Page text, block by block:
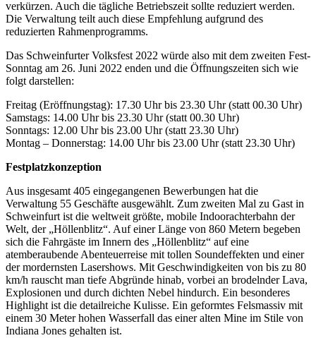
verkürzen. Auch die tägliche Betriebszeit sollte reduziert werden.
Die Verwaltung teilt auch diese Empfehlung aufgrund des
reduzierten Rahmenprogramms.
Das Schweinfurter Volksfest 2022 würde also mit dem zweiten Fest-
Sonntag am 26. Juni 2022 enden und die Öffnungszeiten sich wie
folgt darstellen:
Freitag (Eröffnungstag): 17.30 Uhr bis 23.30 Uhr (statt 00.30 Uhr)
Samstags: 14.00 Uhr bis 23.30 Uhr (statt 00.30 Uhr)
Sonntags: 12.00 Uhr bis 23.00 Uhr (statt 23.30 Uhr)
Montag – Donnerstag: 14.00 Uhr bis 23.00 Uhr (statt 23.30 Uhr)
Festplatzkonzeption
Aus insgesamt 405 eingegangenen Bewerbungen hat die
Verwaltung 55 Geschäfte ausgewählt. Zum zweiten Mal zu Gast in
Schweinfurt ist die weltweit größte, mobile Indoorachterbahn der
Welt, der „Höllenblitz“. Auf einer Länge von 860 Metern begeben
sich die Fahrgäste im Innern des „Höllenblitz“ auf eine
atemberaubende Abenteuerreise mit tollen Soundeffekten und einer
der mordernsten Lasershows. Mit Geschwindigkeiten von bis zu 80
km/h rauscht man tiefe Abgründe hinab, vorbei an brodelnder Lava,
Explosionen und durch dichten Nebel hindurch. Ein besonderes
Highlight ist die detailreiche Kulisse. Ein geformtes Felsmassiv mit
einem 30 Meter hohen Wasserfall das einer alten Mine im Stile von
Indiana Jones gehalten ist.